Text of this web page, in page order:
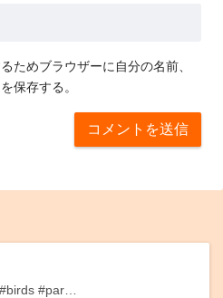
ためブラウザーに自分の名前、
保存する。
#par…